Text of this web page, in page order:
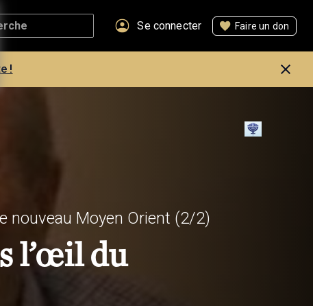
Se connecter Faire un don
!
nouveau Moyen Orient (2/2)
l’œil du